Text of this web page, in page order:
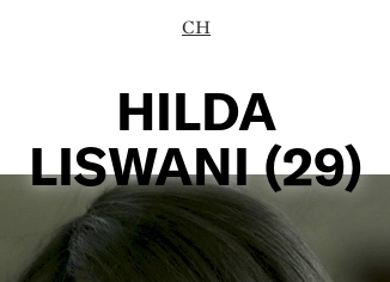
CH
HILDA
LISWANI (29)